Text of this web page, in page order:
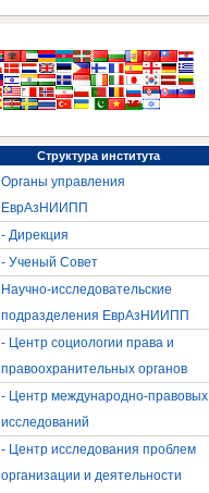
Структураинститута
Органы управления
ЕврАзНИИПП
- Дирекция
- Ученый Совет
Научно-исследовательские
подразделения ЕврАзНИИПП
- Центр социологии права и
правоохранительных органов
- Центр международно-правовых
исследований
- Центр исследования проблем
организации и деятельности